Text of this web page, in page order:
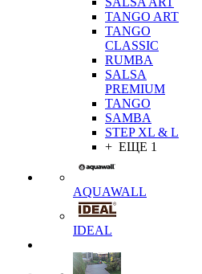
TANGO ART
TANGO
CLASSIC
RUMBA
SALSA
PREMIUM
TANGO
SAMBA
STEP XL & L
+ ЕЩЕ 1
AQUAWALL
IDEAL